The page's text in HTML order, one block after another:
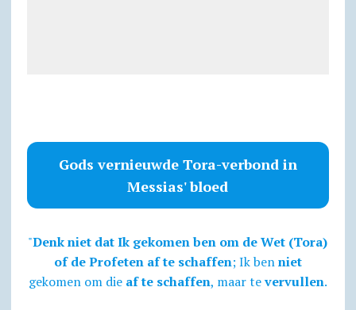
Gods vernieuwde Tora-verbond in
Messias' bloed
"Denk niet dat Ik gekomen ben om de Wet (Tora)
of de Profeten af te schaffen; Ik benniet
gekomen om die af te schaffen, maar tevervullen.